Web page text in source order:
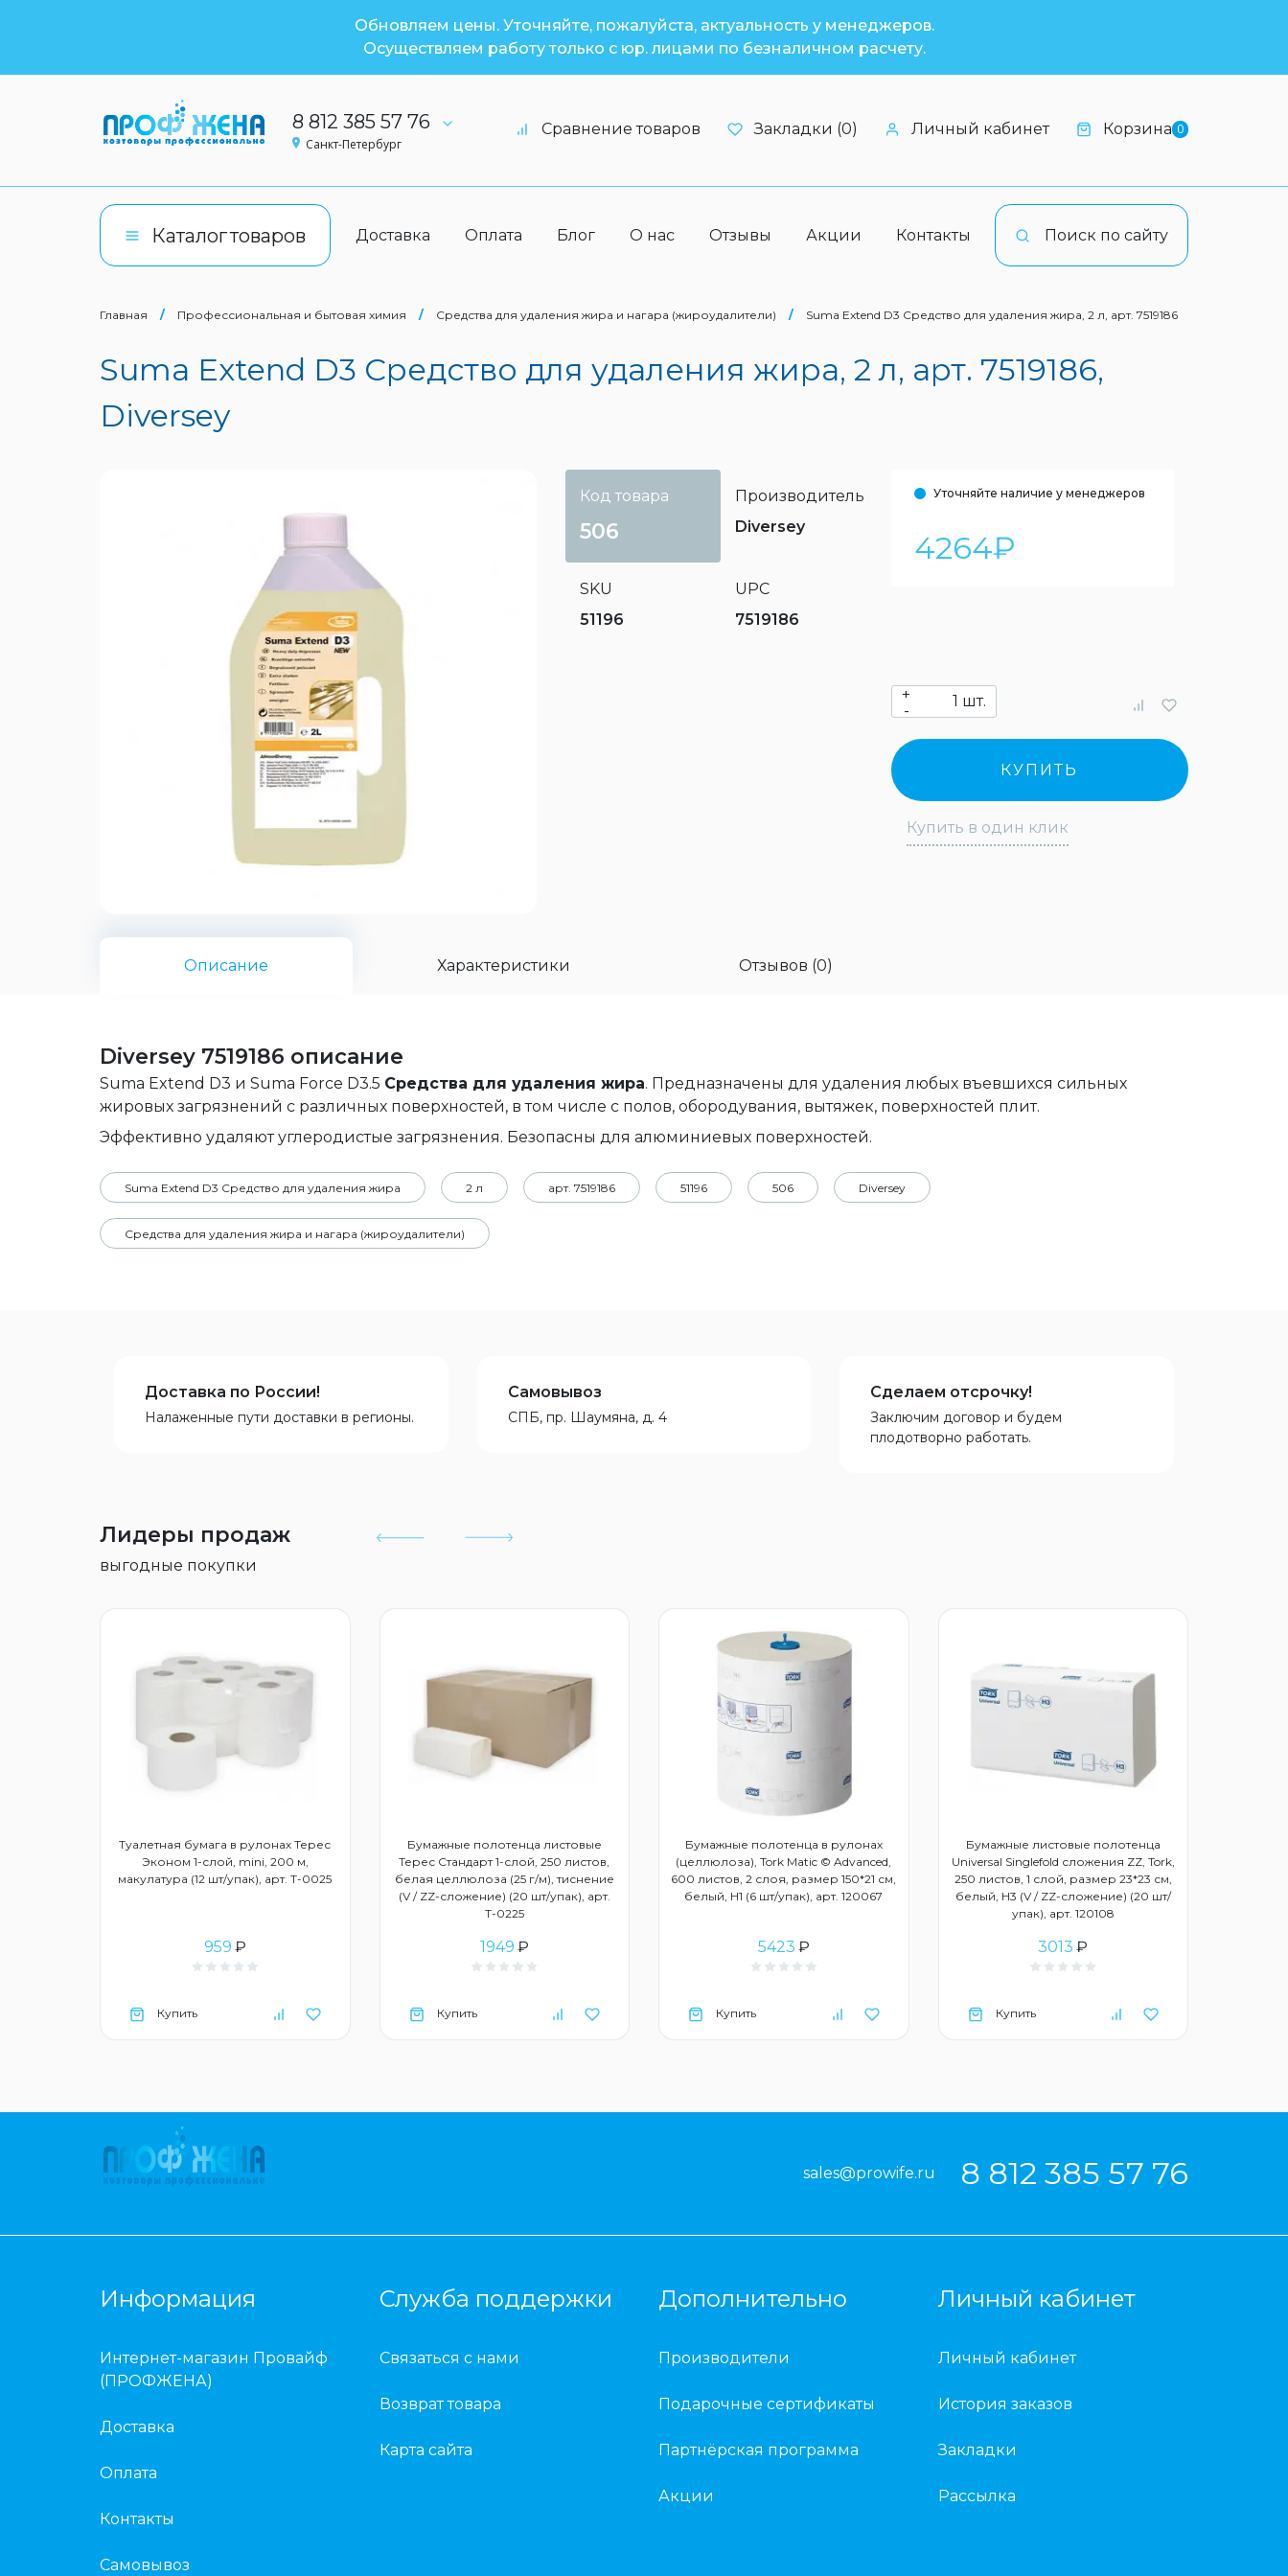
Обновляем цены. Уточняйте, пожалуйста, актуальность у менеджеров.
Осуществляем работу только с юр. лицами по безналичном расчету.
8 812 385 57 76
Санкт-Петербург
Сравнение товаров Закладки (0) Личный кабинет Корзина 0
Поиск по сайту
Каталогтоваров Доставка Оплата Блог О нас Отзывы Акции Контакты
Главная / Профессиональная и бытовая химия / Средства для удаления жира и нагара (жироудалители) / Suma Extend D3 Средство для удаления жира, 2 л, арт. 7519186
Suma Extend D3 Средство для удаления жира, 2 л, арт. 7519186,
Diversey
Код товара
506
Производитель
Diversey
SKU
51196
UPC
7519186
Уточняйте наличие у менеджеров
4264₽
+
-
шт.
КУПИТЬ
Купить в один клик
Описание Характеристики Отзывов (0)
Diversey 7519186 описание
Suma Extend D3 и Suma Force D3.5 Средства для удаления жира. Предназначены для удаления любых въевшихся сильных
жировых загрязнений с различных поверхностей, в том числе с полов, обородувания, вытяжек, поверхностей плит.
Эффективно удаляют углеродистые загрязнения. Безопасны для алюминиевых поверхностей.
Suma Extend D3 Средство для удаления жира 2 л арт. 7519186 51196 506 Diversey
Средства для удаления жира и нагара (жироудалители)
Доставка по России!
Налаженные пути доставки в регионы.
Самовывоз
СПБ, пр. Шаумяна, д. 4
Сделаем отсрочку!
Заключим договор и будем
плодотворно работать.
Лидеры продаж
выгодные покупки
Туалетная бумага в рулонах Терес
Эконом 1-слой, mini, 200 м,
макулатура (12 шт/упак), арт. Т-0025
959 ₽
Купить
Бумажные полотенца листовые
Терес Стандарт 1-слой, 250 листов,
белая целлюлоза (25 г/м), тиснение
(V / ZZ-сложение) (20 шт/упак), арт.
Т-0225
1949 ₽
Купить
Бумажные полотенца в рулонах
(целлюлоза), Tork Matic © Advanced,
600 листов, 2 слоя, размер 150*21 см,
белый, Н1 (6 шт/упак), арт. 120067
5423 ₽
Купить
Бумажные листовые полотенца
Universal Singlefold сложения ZZ, Tork,
250 листов, 1 слой, размер 23*23 см,
белый, Н3 (V / ZZ-сложение) (20 шт/
упак), арт. 120108
3013 ₽
Купить
sales@prowife.ru 8 812 385 57 76
Информация
Интернет-магазин Провайф
(ПРОФЖЕНА)
Доставка
Оплата
Контакты
Самовывоз
Служба поддержки
Связаться с нами
Возврат товара
Карта сайта
Дополнительно
Производители
Подарочные сертификаты
Партнёрская программа
Акции
Личный кабинет
Личный кабинет
История заказов
Закладки
Рассылка